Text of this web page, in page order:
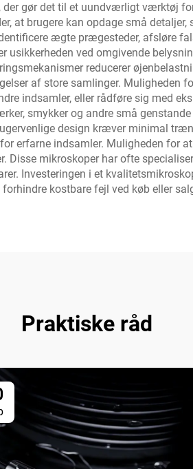
gør det til et uundværligt værktøj
at brugere kan opdage små
ægte prægesteder, afsløre
usikkerheden ved omgivende
reducerer
af store samlinger.
indsamler, eller rådføre sig med
smykker og andre små
design kræver minimal
erfarne indsamler. Muligheden for
Disse mikroskoper har ofte
Investeringen i et
kostbare fejl ved køb eller
Praktiske råd